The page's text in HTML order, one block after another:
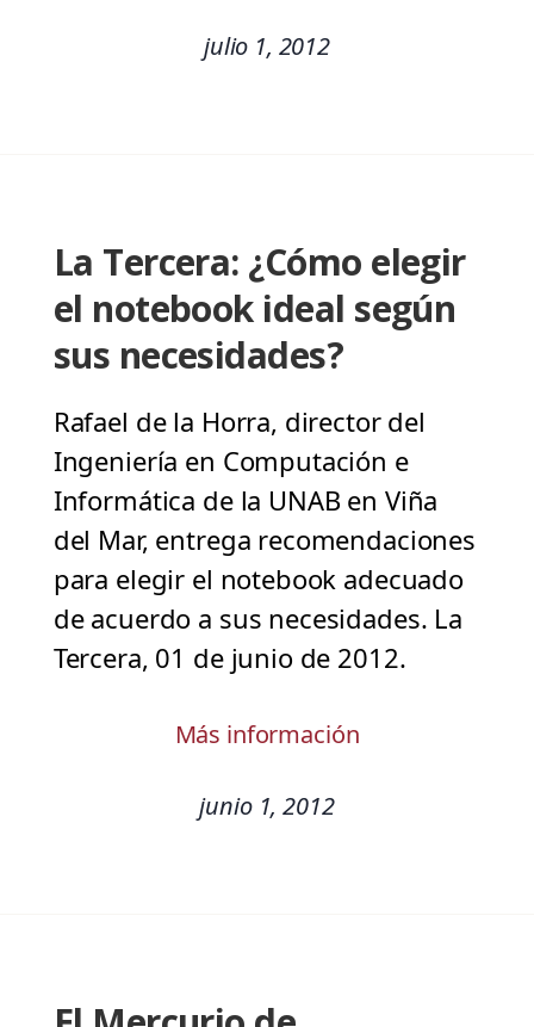
julio 1, 2012
La Tercera: ¿Cómo elegir
el notebook ideal según
sus necesidades?
Rafael de la Horra, director del
Ingeniería en Computación e
Informática de la UNAB en Viña
del Mar, entrega recomendaciones
para elegir el notebook adecuado
de acuerdo a sus necesidades. La
Tercera, 01 de junio de 2012.
Más información
junio 1, 2012